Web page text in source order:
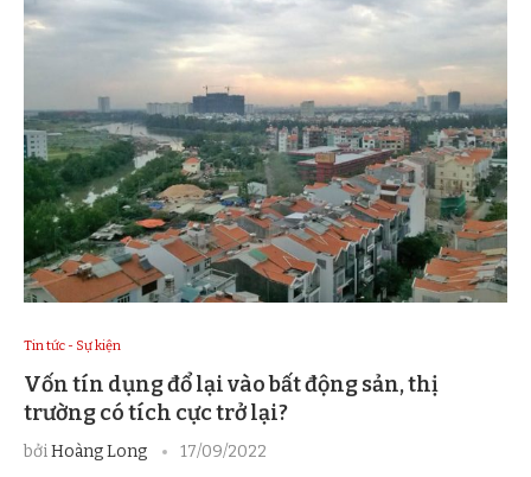
Tin tức - Sự kiện
Vốn tín dụng đổ lại vào bất động sản, thị
trường có tích cực trở lại?
bởiHoàng Long 17/09/2022